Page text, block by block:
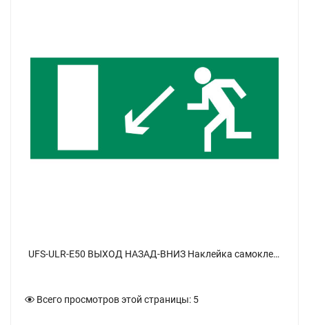
UFS-ULR-E50 ВЫХОД НАЗАД-ВНИЗ Наклейка самоклеющаяся на светильник, 338х138мм, Цвет зеленый - фото 1
Всего просмотров этой страницы: 5